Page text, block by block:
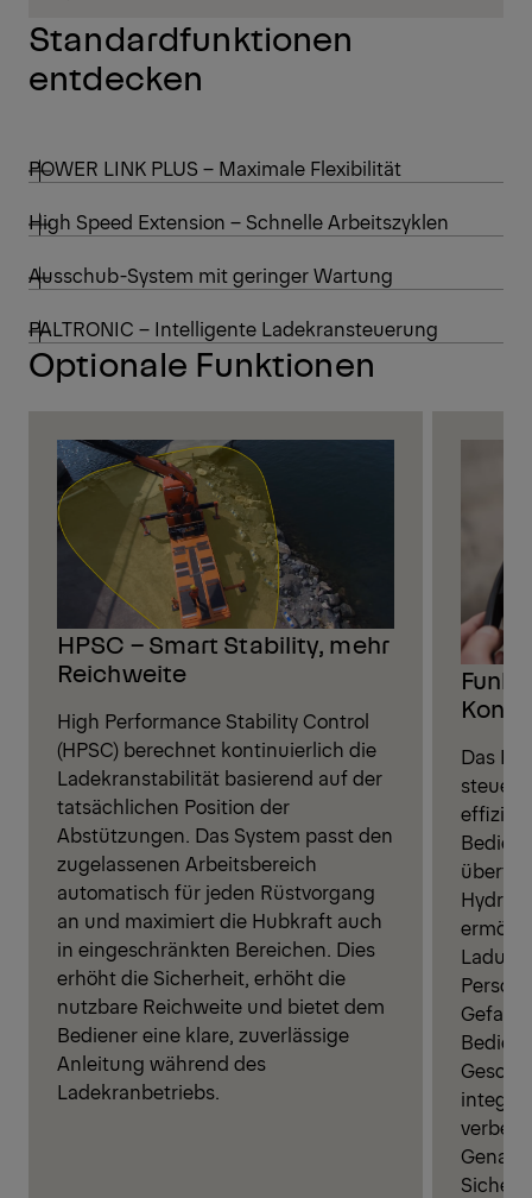
Standardfunktionen
entdecken
POWER LINK PLUS – Maximale Flexibilität
High Speed Extension – Schnelle Arbeitszyklen
Ausschub-System mit geringer Wartung
PALTRONIC – Intelligente Ladekransteuerung
Optionale Funktionen
HPSC – Smart Stability, mehr
Reichweite
High Performance Stability Control
(HPSC) berechnet kontinuierlich die
Ladekranstabilität basierend auf der
tatsächlichen Position der
Abstützungen. Das System passt den
zugelassenen Arbeitsbereich
automatisch für jeden Rüstvorgang
an und maximiert die Hubkraft auch
in eingeschränkten Bereichen. Dies
erhöht die Sicherheit, erhöht die
nutzbare Reichweite und bietet dem
Bediener eine klare, zuverlässige
Anleitung während des
Ladekranbetriebs.
Das
steuert
Person